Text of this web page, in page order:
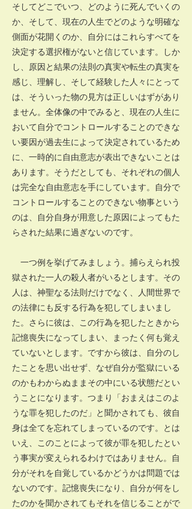
そしてどこでいつ、どのように死んでいくの
か、そして、現在の人生でどのような明確な
側面が花開くのか、自分にはこれらすべてを
決定する選択権がないと信じています。しか
し、原因と結果の法則の真実や転生の真実を
感じ、理解し、そして経験した人々にとって
は、そういった物の見方は正しいはずがあり
ません。全体像の中でみると、現在の人生に
おいて自分でコントロールすることのできな
い要因が過去生によって決定されているため
に、一時的に自由意志が表出できないことは
あります。そうだとしても、それぞれの個人
は完全な自由意志を手にしています。自分で
コントロールすることのできない物事という
のは、自分自身が用意した原因によってもた
らされた結果に過ぎないのです。
一つ例を挙げてみましょう。捕らえられ投
獄された一人の殺人者がいるとします。その
人は、神聖なる法則だけでなく、人間世界で
の法律にも反する行為を犯してしまいまし
た。さらに彼は、この行為を犯したときから
記憶喪失になってしまい、まったく何も覚え
ていないとします。ですから彼は、自分のし
たことを思い出せず、なぜ自分が監獄にいる
のかもわからぬままその中にいる状態だとい
うことになります。つまり「おまえはこのよ
うな罪を犯したのだ」と聞かされても、彼自
身は全てを忘れてしまっているのです。とは
いえ、このことによって彼が罪を犯したとい
う事実が変えられるわけではありません。自
分がそれを自覚しているかどうかは問題では
ないのです。記憶喪失になり、自分が何をし
たのかを聞かされてもそれを信じることがで